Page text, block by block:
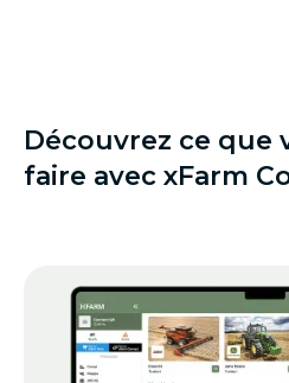
Découvrez ce que
faire avec xFarm